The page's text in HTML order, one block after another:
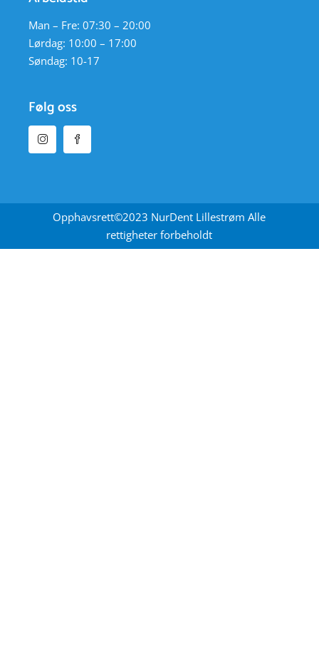
Man – Fre: 07:30 – 20:00
Lørdag: 10:00 – 17:00
Søndag: 10-17
Følg oss
Opphavsrett©2023 NurDent Lillestrøm Alle
rettigheter forbeholdt